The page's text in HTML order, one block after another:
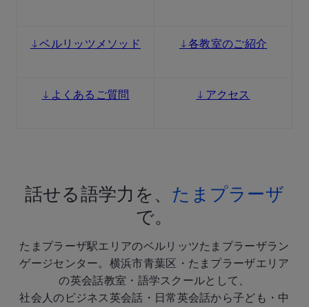
↓ベルリッツメソッド ↓各教室のご紹介
↓よくあるご質問 ↓アクセス
話せる語学力を、 たまプラーザ
で。
たまプラーザ駅エリアのベルリッツたまプラーザラン
ゲージセンター。横浜市青葉区・たまプラーザエリア
の英会話教室・語学スクールとして、
社会人のビジネス英会話・日常英会話から子ども・中